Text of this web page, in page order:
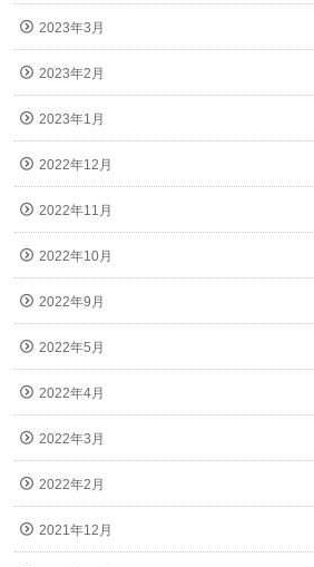
2023年3月
2023年2月
2023年1月
2022年12月
2022年11月
2022年10月
2022年9月
2022年5月
2022年4月
2022年3月
2022年2月
2021年12月